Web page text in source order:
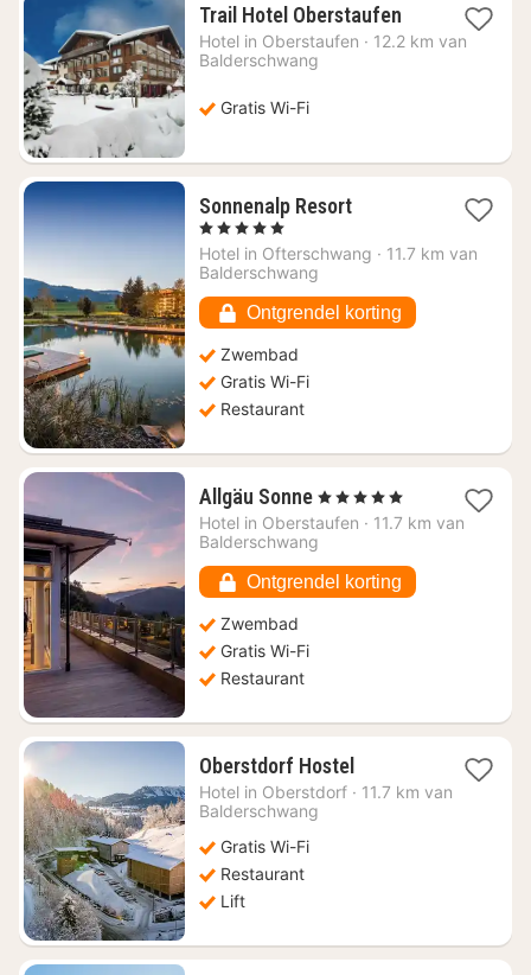
Trail Hotel Oberstaufen1
nacht
Hotel in Oberstaufen · 12.2 km van
Balderschwang
Gratis Wi-Fi
Sonnenalp Resort1
vanaf
, 5 Sterren
Hotel in Ofterschwang · 11.7 km van
Balderschwang
Ontgrendel korting
Zwembad
Gratis Wi-Fi
Restaurant
Allgäu Sonne1
nacht
vanaf
€
169,91
, 5 Sterren
Hotel in Oberstaufen · 11.7 km van
Balderschwang
Ontgrendel korting
Zwembad
Gratis Wi-Fi
Restaurant
Oberstdorf Hostel1
nacht
Hotel in Oberstdorf · 11.7 km van
Balderschwang
Gratis Wi-Fi
Restaurant
Lift